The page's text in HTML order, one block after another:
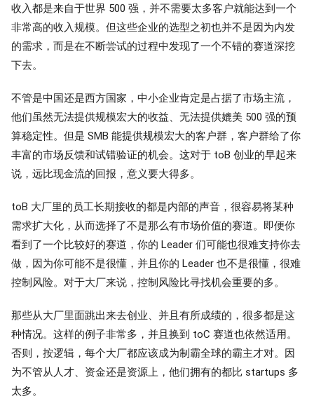
收入都是来自于世界 500 强，并不需要太多客户就能达到一个
非常高的收入规模。但这些企业的选型之初也并不是因为内发
的需求，而是在不断尝试的过程中发现了一个不错的赛道深挖
下去。
不管是中国还是西方国家，中小企业肯定是占据了市场主流，
他们虽然无法提供规模宏大的收益、无法提供媲美 500 强的预
算稳定性。但是 SMB 能提供规模宏大的客户群，客户群给了你
丰富的市场反馈和试错验证的机会。这对于 toB 创业的早起来
说，远比现金流的回报，意义要大得多。
toB 大厂里的员工长期接收的都是内部的声音，很容易将某种
需求扩大化，从而选择了不是那么有市场价值的赛道。即便你
看到了一个比较好的赛道，你的 Leader 们可能也很难支持你去
做，因为你可能不是很懂，并且你的 Leader 也不是很懂，很难
控制风险。对于大厂来说，控制风险比寻找机会重要的多。
那些从大厂里面跳出来去创业、并且有所成绩的，很多都是这
种情况。这样的例子非常多，并且换到 toC 赛道也依然适用。
否则，按逻辑，每个大厂都应该成为制霸全球的霸主才对。因
为不管从人才、资金还是资源上，他们拥有的都比 startups 多
太多。